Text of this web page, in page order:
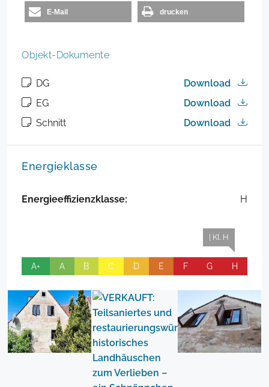
E-Mail drucken
Objekt-Dokumente
DG
Download
EG
Download
Schnitt
Download
Energieklasse
Energieeffizienzklasse: H
A+ A B C D E F G
| Kl. H
H